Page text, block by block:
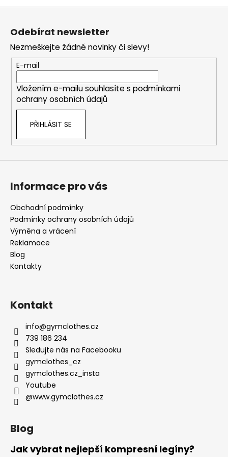
v
a
c
í
p
r
ý
p
Odebírat newsletter
Nezmeškejte žádné novinky či slevy!
E-mail
Vložením e-mailu souhlasíte s podmínkami
ochrany osobních údajů
PŘIHLÁSIT SE
Informace pro vás
Obchodní podmínky
Podmínky ochrany osobních údajů
Výměna a vrácení
Reklamace
Blog
Kontakty
Kontakt
info@gymclothes.cz
739 186 234
Sledujte nás na Facebooku
gymclothes_cz
gymclothes.cz_insta
Youtube
@www.gymclothes.cz
Blog
Jak vybrat nejlepší kompresní legíny?